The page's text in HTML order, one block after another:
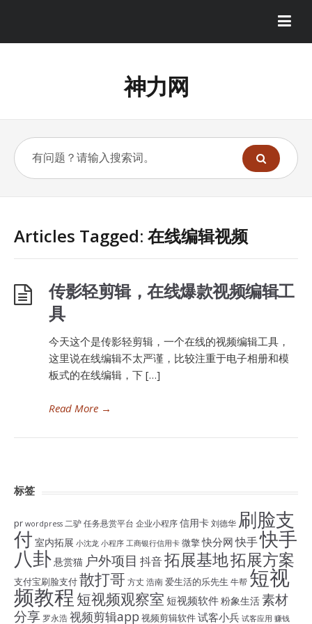
神力网
Articles Tagged: 在线编辑视频
传影轻剪辑，在线爆款视频编辑工
具
今天这个是传影轻剪辑，一个在线的视频编辑工具，
这里说在线编辑不太严谨，比较注重于电子相册和模
板式的在线编辑，下 […]
Read More →
标签
pr wordpress 二驴任务悬赏平台 企业小程序信用卡刘德华 刷脸支
付 室内拓展 小沈龙 小程序 工商银行信用卡 微擎快分网 快手快手
八卦悬赏猫 户外项目 抖音拓展基地拓展方案
支付宝刷脸支付散打哥 方丈 浩南爱生活的乐先生 牛帮 短视
频教程 短视频观察室 短视频软件粉象生活素材
分享 罗永浩视频剪辑app 视频剪辑软件试客小兵 试客应用 赚钱